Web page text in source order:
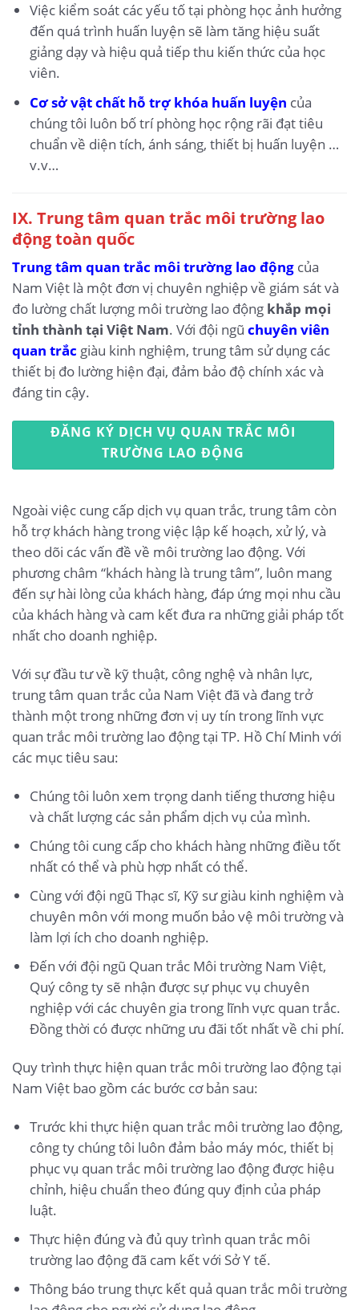
Việc kiểm soát các yếu tố tại phòng học ảnh hưởng
đến quá trình huấn luyện sẽ làm tăng hiệu suất
giảng dạy và hiệu quả tiếp thu kiến thức của học
viên.
Cơ sở vật chất hỗ trợ khóa huấn luyện của
chúng tôi luôn bố trí phòng học rộng rãi đạt tiêu
chuẩn về diện tích, ánh sáng, thiết bị huấn luyện …
v.v…
IX. Trung tâm quan trắc môi trường lao
động toàn quốc
Trung tâm quan trắc môi trường lao động của
Nam Việt là một đơn vị chuyên nghiệp về giám sát và
đo lường chất lượng môi trường lao động khắp mọi
tỉnh thành tại Việt Nam. Với đội ngũ chuyên viên
quan trắc giàu kinh nghiệm, trung tâm sử dụng các
thiết bị đo lường hiện đại, đảm bảo độ chính xác và
đáng tin cậy.
ĐĂNG KÝ DỊCH VỤ QUAN TRẮC MÔI
TRƯỜNG LAO ĐỘNG
Ngoài việc cung cấp dịch vụ quan trắc, trung tâm còn
hỗ trợ khách hàng trong việc lập kế hoạch, xử lý, và
theo dõi các vấn đề về môi trường lao động. Với
phương châm “khách hàng là trung tâm”, luôn mang
đến sự hài lòng của khách hàng, đáp ứng mọi nhu cầu
của khách hàng và cam kết đưa ra những giải pháp tốt
nhất cho doanh nghiệp.
Với sự đầu tư về kỹ thuật, công nghệ và nhân lực,
trung tâm quan trắc của Nam Việt đã và đang trở
thành một trong những đơn vị uy tín trong lĩnh vực
quan trắc môi trường lao động tại TP. Hồ Chí Minh với
các mục tiêu sau:
Chúng tôi luôn xem trọng danh tiếng thương hiệu
và chất lượng các sản phẩm dịch vụ của mình.
Chúng tôi cung cấp cho khách hàng những điều tốt
nhất có thể và phù hợp nhất có thể.
Cùng với đội ngũ Thạc sĩ, Kỹ sư giàu kinh nghiệm và
chuyên môn với mong muốn bảo vệ môi trường và
làm lợi ích cho doanh nghiệp.
Đến với đội ngũ Quan trắc Môi trường Nam Việt,
Quý công ty sẽ nhận được sự phục vụ chuyên
nghiệp với các chuyên gia trong lĩnh vực quan trắc.
Đồng thời có được những ưu đãi tốt nhất về chi phí.
Quy trình thực hiện quan trắc môi trường lao động tại
Nam Việt bao gồm các bước cơ bản sau:
Trước khi thực hiện quan trắc môi trường lao động,
công ty chúng tôi luôn đảm bảo máy móc, thiết bị
phục vụ quan trắc môi trường lao động được hiệu
chỉnh, hiệu chuẩn theo đúng quy định của pháp
luật.
Thực hiện đúng và đủ quy trình quan trắc môi
trường lao động đã cam kết với Sở Y tế.
Thông báo trung thực kết quả quan trắc môi trường